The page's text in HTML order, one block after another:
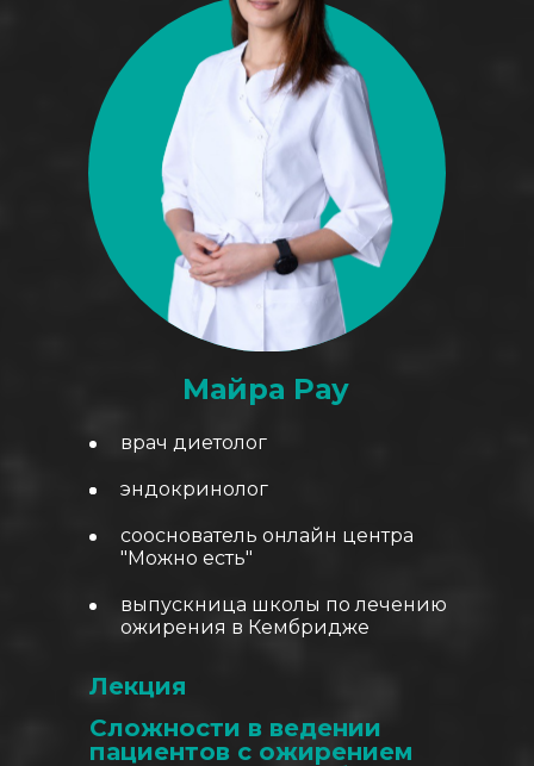
Сложности в ведении
пациентов с ожирением
Майра Рау
Лекция
врач диетолог
эндокринолог
сооснователь онлайн центра
"Можно есть"
выпускница школы по лечению
ожирения в Кембридже